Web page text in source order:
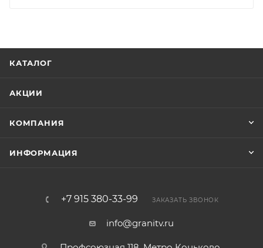
КАТАЛОГ
АКЦИИ
КОМПАНИЯ
ИНФОРМАЦИЯ
+7 915 380-33-99 ЗАКАЗАТЬ ЗВОНОК
info@granitv.ru